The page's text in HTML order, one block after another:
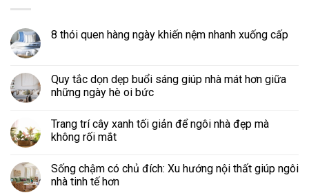
8 thói quen hàng ngày khiến nệm nhanh xuống cấp
Quy tắc dọn dẹp buổi sáng giúp nhà mát hơn giữa
những ngày hè oi bức
Trang trí cây xanh tối giản để ngôi nhà đẹp mà
không rối mắt
Sống chậm có chủ đích: Xu hướng nội thất giúp ngôi
nhà tinh tế hơn